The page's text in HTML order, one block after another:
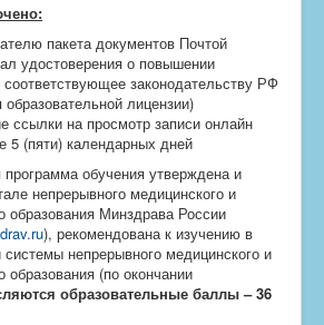
пакета документов Почтой
удостоверения о повышении
законодательству РФ
лицензии)
ссылки на просмотр записи онлайн
5 (пяти) календарных дней
программа обучения утверждена и
непрерывного медицинского и
образования Минздрава России
), рекомендована к изучению в
непрерывного медицинского и
образования (по окончании
образовательные баллы – 36